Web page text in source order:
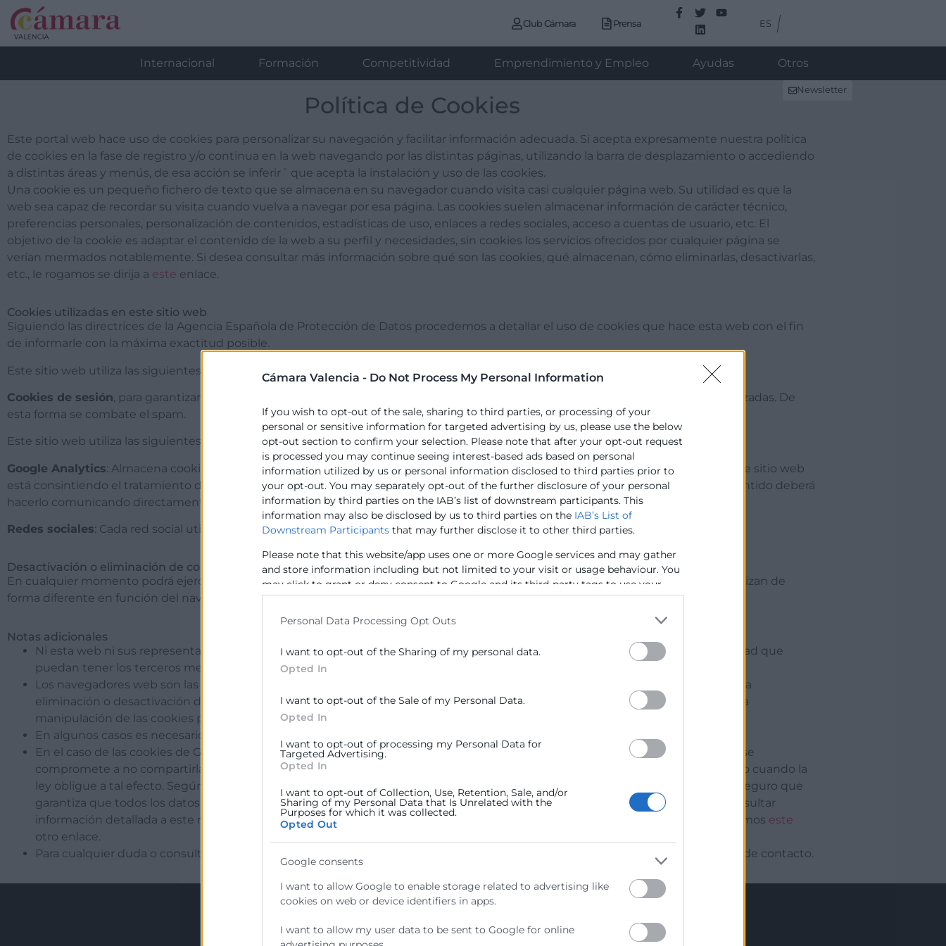
Cámara Valencia - Do Not Process My Personal Information
If you wish to opt-out of the sale, sharing to third parties, or processing of your
personal or sensitive information for targeted advertising by us, please use the below
opt-out section to confirm your selection. Please note that after your opt-out request
is processed you may continue seeing interest-based ads based on personal
information utilized by us or personal information disclosed to third parties prior to
your opt-out. You may separately opt-out of the further disclosure of your personal
information by third parties on the IAB’s list of downstream participants. This
information may also be disclosed by us to third parties on the IAB’s List of
Downstream Participants that may further disclose it to other third parties.
Please note that this website/app uses one or more Google services and may gather
and store information including but not limited to your visit or usage behaviour. You
may click to grant or deny consent to Google and its third-party tags to use your
data for below specified purposes in below Google consent section.
Personal Data Processing Opt Outs
I want to opt-out of the Sharing of my personal data.
Opted In
I want to opt-out of the Sale of my Personal Data.
Opted In
I want to opt-out of processing my Personal Data for
Targeted Advertising.
Opted In
I want to opt-out of Collection, Use, Retention, Sale, and/or
Sharing of my Personal Data that Is Unrelated with the
Purposes for which it was collected.
Opted Out
Google consents
I want to allow Google to enable storage related to advertising like
cookies on web or device identifiers in apps.
I want to allow my user data to be sent to Google for online
Club Cámara Prensa ES
Internacional Formación Competitividad Emprendimiento y Empleo Ayudas Otros
Newsletter
Política de Cookies
​Este portal web hace uso de cookies para personalizar su navegación y facilitar información adecuada. Si acepta expresamente nuestra política
de cookies en la fase de registro y/o continua en la web navegando por las distintas páginas, utilizando la barra de desplazamiento o accediendo
a distintas áreas y menús, de esa acción se inferir´ que acepta la instalación y uso de las cookies.
Una cookie es un pequeño fichero de texto que se almacena en su navegador cuando visita casi cualquier página web. Su utilidad es que la
web sea capaz de recordar su visita cuando vuelva a navegar por esa página. Las cookies suelen almacenar información de carácter técnico,
preferencias personales, personalización de contenidos, estadísticas de uso, enlaces a redes sociales, acceso a cuentas de usuario, etc. El
objetivo de la cookie es adaptar el contenido de la web a su perfil y necesidades, sin cookies los servicios ofrecidos por cualquier página se
verían mermados notablemente. Si desea consultar más información sobre qué son las cookies, qué almacenan, cómo eliminarlas, desactivarlas,
etc., le rogamos se dirija a este enlace.
Cookies utilizadas en este sitio web
Siguiendo las directrices de la Agencia Española de Protección de Datos procedemos a detallar el uso de cookies que hace esta web con el fin
de informarle con la máxima exactitud posible.
Este sitio web utiliza las siguientes cookies propias:
Cookies de sesión, para garantizar que los usuarios que escriban comentarios en el blog sean humanos y no aplicaciones automatizadas. De
esta forma se combate el spam.
Este sitio web utiliza las siguientes cookies de terceros:
Google Analytics: Almacena cookies para poder elaborar estadísticas sobre el tráfico y volumen de visitas de esta web. Al utilizar este sitio web
está consintiendo el tratamiento de información acerca de usted por Google. Por tanto, el ejercicio de cualquier derecho en este sentido deberá
hacerlo comunicando directamente con Google.
Redes sociales: Cada red social utiliza sus propias cookies para que usted pueda pinchar en botones del tipo Me gusta o Compartir.
Desactivación o eliminación de cookies
En cualquier momento podrá ejercer su derecho de desactivación o eliminación de cookies de este sitio web. Estas acciones se realizan de
forma diferente en función del navegador que esté usando. Aquí le dejamos una guía rápida para los navegadores más populares.
Notas adicionales
Ni esta web ni sus representantes legales se hacen responsables ni del contenido ni de la veracidad de las políticas de privacidad que
puedan tener los terceros mencionados en esta política de cookies.
Los navegadores web son las herramientas encargadas de almacenar las cookies y desde este lugar debe efectuar su derecho a
eliminación o desactivación de las mismas. Ni esta web ni sus representantes legales pueden garantizar la correcta o incorrecta
manipulación de las cookies por parte de los mencionados navegadores.
En algunos casos es necesario instalar cookies para que el navegador no olvide su decisión de no aceptación de las mismas.
En el caso de las cookies de Google Analytics, esta empresa almacena las cookies en servidores ubicados en Estados Unidos y se
compromete a no compartirla con terceros, excepto en los casos en los que sea necesario para el funcionamiento del sistema o cuando la
ley obligue a tal efecto. Según Google no guarda su dirección IP. Google Inc. es una compañía adherida al Acuerdo de Puerto Seguro que
garantiza que todos los datos transferidos serán tratados con un nivel de protección acorde a la normativa europea. Puede consultar
información detallada a este respecto en
esteenlace. Si desea información sobre el uso que Google da a las cookies le adjuntamos este
otro enlace.
Para cualquier duda o consulta acerca de esta política de cookies no dude en comunicarse con nosotros a través de la sección de contacto.